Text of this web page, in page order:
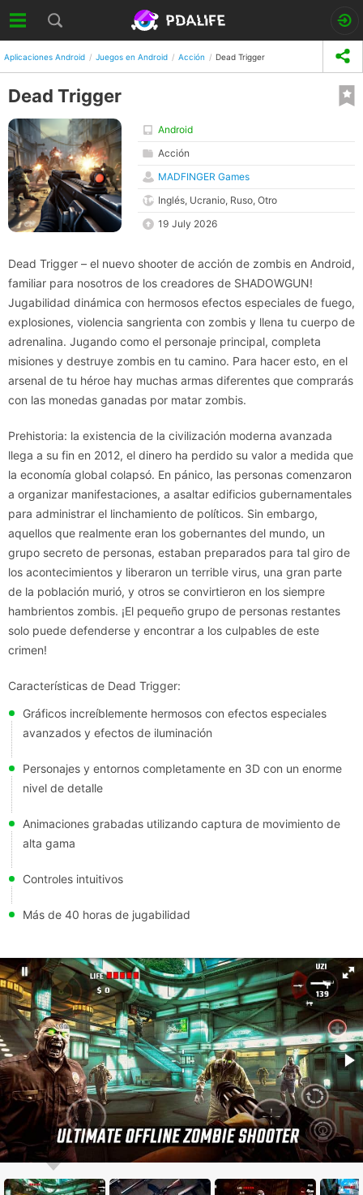
Aplicaciones Android Juegos en Android Acción Dead Trigger
Dead Trigger
Android
Acción
MADFINGER Games
Inglés, Ucranio, Ruso, Otro
19 July 2026
Dead Trigger – el nuevo shooter de acción de zombis en Android,
familiar para nosotros de los creadores de SHADOWGUN!
Jugabilidad dinámica con hermosos efectos especiales de fuego,
explosiones, violencia sangrienta con zombis y llena tu cuerpo de
adrenalina. Jugando como el personaje principal, completa
misiones y destruye zombis en tu camino. Para hacer esto, en el
arsenal de tu héroe hay muchas armas diferentes que comprarás
con las monedas ganadas por matar zombis.
Prehistoria: la existencia de la civilización moderna avanzada
llega a su fin en 2012, el dinero ha perdido su valor a medida que
la economía global colapsó. En pánico, las personas comenzaron
a organizar manifestaciones, a asaltar edificios gubernamentales
para administrar el linchamiento de políticos. Sin embargo,
aquellos que realmente eran los gobernantes del mundo, un
grupo secreto de personas, estaban preparados para tal giro de
los acontecimientos y liberaron un terrible virus, una gran parte
de la población murió, y otros se convirtieron en los siempre
hambrientos zombis. ¡El pequeño grupo de personas restantes
solo puede defenderse y encontrar a los culpables de este
crimen!
Características de Dead Trigger:
Gráficos increíblemente hermosos con efectos especiales
avanzados y efectos de iluminación
Personajes y entornos completamente en 3D con un enorme
nivel de detalle
Animaciones grabadas utilizando captura de movimiento de
alta gama
Controles intuitivos
Más de 40 horas de jugabilidad